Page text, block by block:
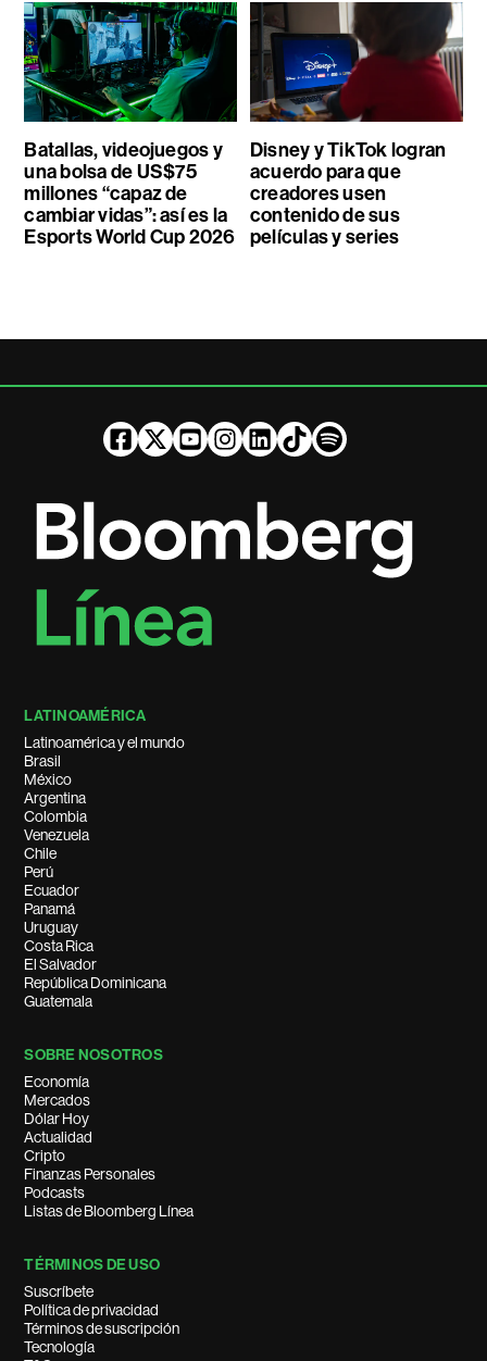
Batallas, videojuegos y
una bolsa de US$75
millones “capaz de
cambiar vidas”: así es la
Esports World Cup 2026
Disney y TikTok logran
acuerdo para que
creadores usen
contenido de sus
películas y series
LATINOAMÉRICA
Latinoamérica y el mundo
Brasil
México
Argentina
Colombia
Venezuela
Chile
Perú
Ecuador
Panamá
Uruguay
Costa Rica
El Salvador
República Dominicana
Guatemala
SOBRE NOSOTROS
Economía
Mercados
Dólar Hoy
Actualidad
Cripto
Finanzas Personales
Podcasts
Listas de Bloomberg Línea
TÉRMINOS DE USO
Suscríbete
Política de privacidad
Términos de suscripción
Tecnología